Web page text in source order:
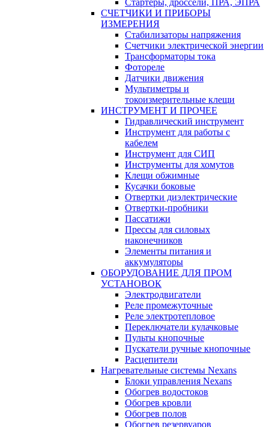
Стартёры, дроссели, ПРА, ЭПРА
СЧЕТЧИКИ И ПРИБОРЫ
ИЗМЕРЕНИЯ
Стабилизаторы напряжения
Счетчики электрической энергии
Трансформаторы тока
Фотореле
Датчики движения
Мультиметры и
токоизмерительные клещи
ИНСТРУМЕНТ И ПРОЧЕЕ
Гидравлический инструмент
Инструмент для работы с
кабелем
Инструмент для СИП
Инструменты для хомутов
Клещи обжимные
Кусачки боковые
Отвертки диэлектрические
Отвертки-пробники
Пассатижи
Прессы для силовых
наконечников
Элементы питания и
аккумуляторы
ОБОРУДОВАНИЕ ДЛЯ ПРОМ
УСТАНОВОК
Электродвигатели
Реле промежуточные
Реле электротепловое
Переключатели кулачковые
Пульты кнопочные
Пускатели ручные кнопочные
Расцепители
Нагревательные системы Nexans
Блоки управления Nexans
Обогрев водостоков
Обогрев кровли
Обогрев полов
Обогрев резервуаров